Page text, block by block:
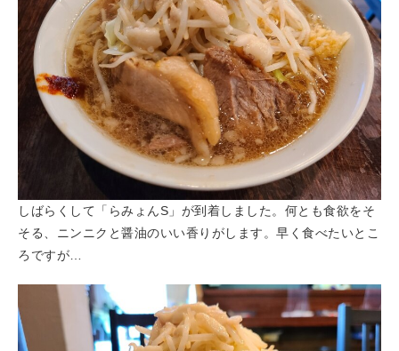
しばらくして「らみょんS」が到着しました。何とも食欲をそ
そる、ニンニクと醤油のいい香りがします。早く食べたいとこ
ろですが…